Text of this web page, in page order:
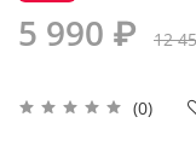
(0)
5 990 ₽ 12